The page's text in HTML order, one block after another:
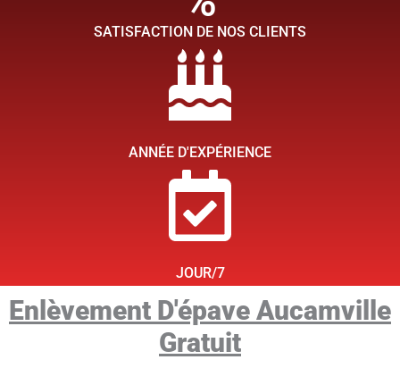
SATISFACTION DE NOS CLIENTS
ANNÉE D'EXPÉRIENCE
JOUR/7
Enlèvement D'épave Aucamville
Gratuit